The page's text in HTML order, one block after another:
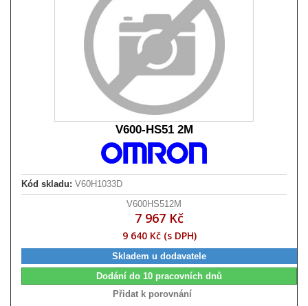
V600-HS51 2M
Kód skladu: V60H1033D
V600HS512M
7 967 Kč
9 640 Kč (s DPH)
Skladem u dodavatele
Dodání do 10 pracovních dnů
Přidat k porovnání